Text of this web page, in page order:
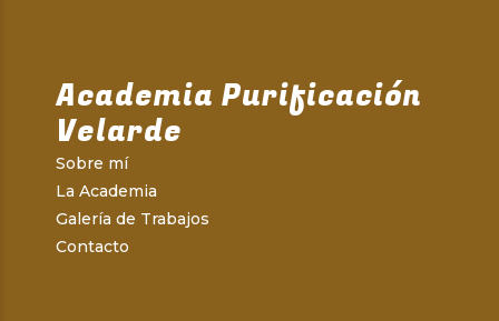
Academia Purificación
Velarde
Sobre mí
La Academia
Galería de Trabajos
Contacto